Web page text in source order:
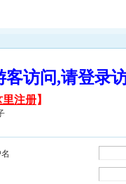
客访问,请登
里注册】